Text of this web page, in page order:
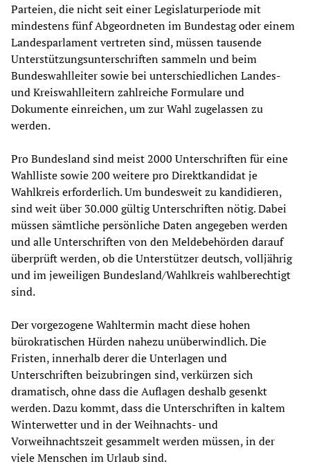
Parteien, die nicht seit einer Legislaturperiode mit
mindestens fünf Abgeordneten im Bundestag oder einem
Landesparlament vertreten sind, müssen tausende
Unterstützungsunterschriften sammeln und beim
Bundeswahlleiter sowie bei unterschiedlichen Landes-
und Kreiswahlleitern zahlreiche Formulare und
Dokumente einreichen, um zur Wahl zugelassen zu
werden.
Pro Bundesland sind meist 2000 Unterschriften für eine
Wahlliste sowie 200 weitere pro Direktkandidat je
Wahlkreis erforderlich. Um bundesweit zu kandidieren,
sind weit über 30.000 gültig Unterschriften nötig. Dabei
müssen sämtliche persönliche Daten angegeben werden
und alle Unterschriften von den Meldebehörden darauf
überprüft werden, ob die Unterstützer deutsch, volljährig
und im jeweiligen Bundesland/Wahlkreis wahlberechtigt
sind.
Der vorgezogene Wahltermin macht diese hohen
bürokratischen Hürden nahezu unüberwindlich. Die
Fristen, innerhalb derer die Unterlagen und
Unterschriften beizubringen sind, verkürzen sich
dramatisch, ohne dass die Auflagen deshalb gesenkt
werden. Dazu kommt, dass die Unterschriften in kaltem
Winterwetter und in der Weihnachts- und
Vorweihnachtszeit gesammelt werden müssen, in der
viele Menschen im Urlaub sind.